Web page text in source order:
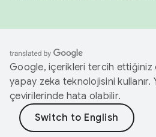
Google, içerikleri tercih ettiğiniz
yapay zeka teknolojisini kullanır.
çevirilerinde hata olabilir.